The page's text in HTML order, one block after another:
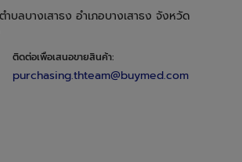
บลบางเสาธง อำเภอบางเสาธง จังหวัด
ติดต่อเพื่อเสนอขายสินค้า:
purchasing.thteam@buymed.com